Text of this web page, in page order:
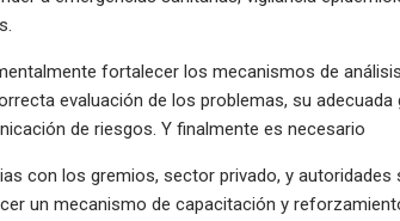
fortalecer los mecanismos de
evaluación de los problemas, su
de riesgos. Y finalmente es necesario
con los gremios, sector privado, y autoridades
un mecanismo de capacitación y